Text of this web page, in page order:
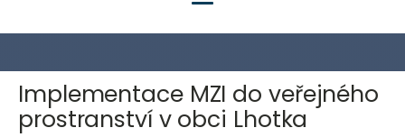
Implementace MZI do veřejného
prostranství v obci Lhotka